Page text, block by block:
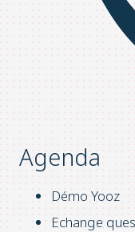
Agenda
Démo Yooz
Echange